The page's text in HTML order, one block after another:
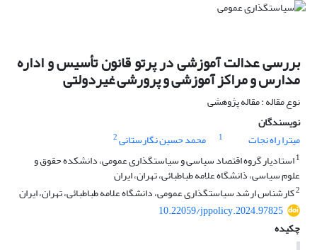
بررسی عدالت آموزشی در پرتو قانون تأسیس و اداره
مدارس و مراکز آموزشی و پرورشی غیر‌دولتی
نوع مقاله : مقاله پژوهشی
نویسندگان
میترا راه نجات
1 محمد حسین نگارستانی2
1استادیار گروه اقتصاد سیاسی و سیاستگذاری عمومی، دانشکده حقوق و
علوم سیاسی، ذانشگاه علامه طباطبائی، تهران، ایران
2کارشناس ارشد سیاستگذاری عمومی، دانشگاه علامه طباطبائی، تهران، ایران
10.22059/jppolicy.2024.97825
چکیده